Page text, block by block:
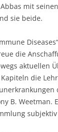
mit
sie beide.
die
aktuellen
die
B. Weetman.